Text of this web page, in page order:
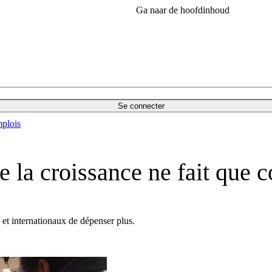
Ga naar de hoofdinhoud
Se connecter
la croissance ne fait que
internationaux de dépenser plus.